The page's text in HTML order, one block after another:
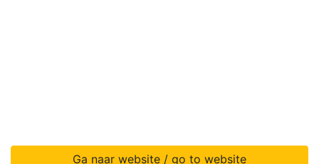
Ga naar website / go to website